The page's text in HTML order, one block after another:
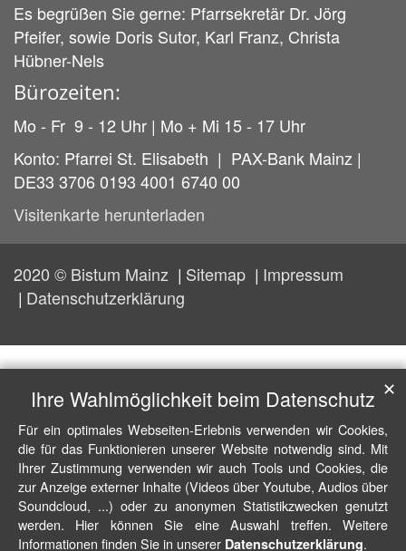
Es begrüßen Sie gerne: Pfarrsekretär Dr. Jörg
Pfeifer, sowie Doris Sutor, Karl Franz, Christa
Hübner-Nels
Bürozeiten:
Mo - Fr 9 - 12 Uhr | Mo + Mi 15 - 17 Uhr
Konto: Pfarrei St. Elisabeth | PAX-Bank Mainz |
DE33 3706 0193 4001 6740 00
Visitenkarte herunterladen
2020 © Bistum Mainz Sitemap
Impressum
Datenschutzerklärung
Ihre Wahlmöglichkeit beim Datenschutz
Für ein optimales Webseiten-Erlebnis verwenden wir Cookies,
die für das Funktionieren unserer Website notwendig sind. Mit
Ihrer Zustimmung verwenden wir auch Tools und Cookies, die
zur Anzeige externer Inhalte (Videos über Youtube, Audios über
Soundcloud, ...) oder zu anonymen Statistikzwecken genutzt
werden. Hier können Sie eine Auswahl treffen. Weitere
Informationen finden Sie in unserer Datenschutzerklärung.
✕